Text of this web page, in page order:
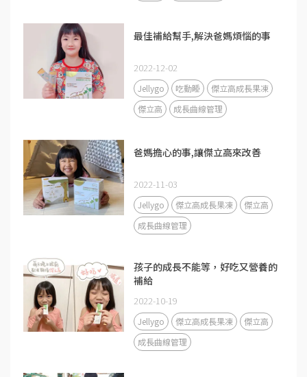
最佳補給幫手,解決爸媽煩惱的事
2022-12-02
Jellygo 吃動睡
傑立高成長果凍
傑立高
成長曲線管理
爸媽擔心的事,讓傑立高來改善
2022-11-03
Jellygo 傑立高成長果凍
傑立高
成長曲線管理
孩子的成長不能等，好吃又營養的
補給
2022-10-19
Jellygo 傑立高成長果凍
傑立高
成長曲線管理